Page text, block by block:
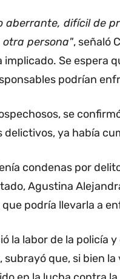
aberrante, difícil de
otra persona", señaló
implicado. Se espera
podrían
se
ya había
condenas por
Agustina
podría llevarla a
la labor de la policía
subrayó que, si bien